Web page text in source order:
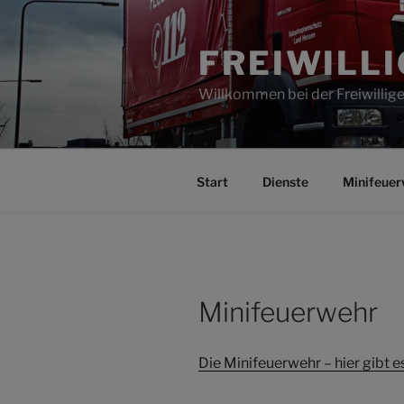
Zum
Inhalt
springen
Willkommen bei der
Start Dienste
Minifeuerwehr
Die Minifeuerwehr – hier gibt